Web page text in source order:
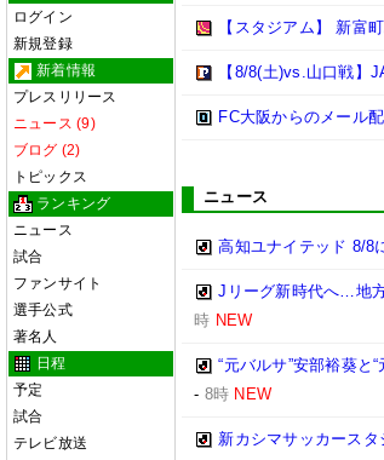
ログイン
新規登録
新着情報
プレスリリース
ニュース (9)
ブログ (2)
トピックス
ランキング
ニュース
試合
ファンサイト
選手公式
著名人
日程
予定
試合
テレビ放送
【スタジアム】 新富
【8/8(土)vs.山口戦】
FC大阪からのメール
ニュース
高知ユナイテッド 8/8
Jリーグ新時代へ…地
時 NEW
“元バルサ”安部裕葵
- 8時 NEW
新カシマサッカース